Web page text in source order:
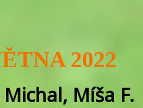
2022
Michal, Míša F.